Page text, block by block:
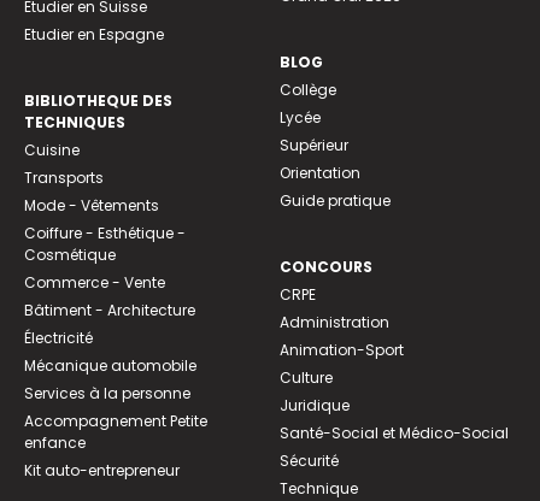
Etudier en Suisse
Etudier en Espagne
BIBLIOTHEQUE DES
TECHNIQUES
Cuisine
Transports
Mode - Vêtements
Coiffure - Esthétique -
Cosmétique
Commerce - Vente
Bâtiment - Architecture
Électricité
Mécanique automobile
Services à la personne
Accompagnement Petite
enfance
Kit auto-entrepreneur
BLOG
Collège
Lycée
Supérieur
Orientation
Guide pratique
CONCOURS
CRPE
Administration
Animation-Sport
Culture
Juridique
Santé-Social et Médico-Social
Sécurité
Technique